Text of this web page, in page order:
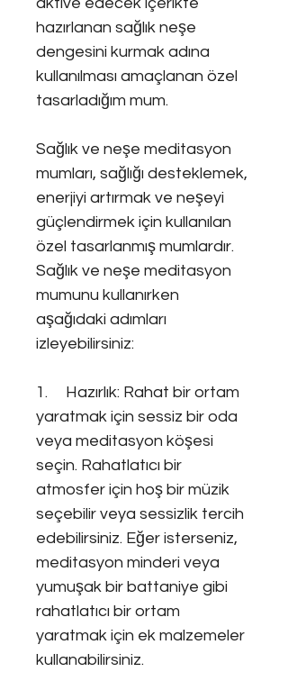
aktive edecek içerikte
hazırlanan sağlık neşe
dengesini kurmak adına
kullanılması amaçlanan özel
tasarladığım mum.
Sağlık ve neşe meditasyon
mumları, sağlığı desteklemek,
enerjiyi artırmak ve neşeyi
güçlendirmek için kullanılan
özel tasarlanmış mumlardır.
Sağlık ve neşe meditasyon
mumunu kullanırken
aşağıdaki adımları
izleyebilirsiniz:
1. Hazırlık: Rahat bir ortam
yaratmak için sessiz bir oda
veya meditasyon köşesi
seçin. Rahatlatıcı bir
atmosfer için hoş bir müzik
seçebilir veya sessizlik tercih
edebilirsiniz. Eğer isterseniz,
meditasyon minderi veya
yumuşak bir battaniye gibi
rahatlatıcı bir ortam
yaratmak için ek malzemeler
kullanabilirsiniz.